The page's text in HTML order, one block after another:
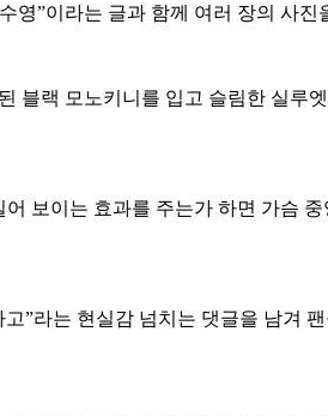
영”이라는 글과 함께 여러 장의 사진
블랙 모노키니를 입고 슬림한 실
보이는 효과를 주는가 하면 가슴
”라는 현실감 넘치는 댓글을 남겨